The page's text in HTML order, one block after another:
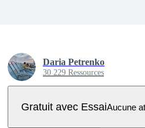
Daria Petrenko
30 229 Ressources
Gratuit avec EssaiAucune